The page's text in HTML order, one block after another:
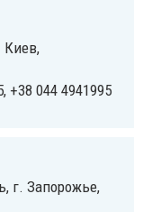
Киев,
+38 044 4941995
г. Запорожье,